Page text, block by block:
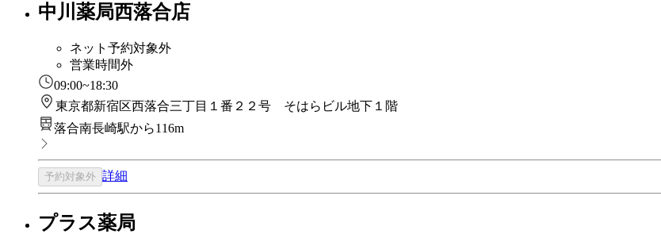
中川薬局西落合店
ネット予約対象外
営業時間外
09:00~18:30
東京都新宿区西落合三丁目１番２２号 そはらビル地下１階
落合南長崎駅から116m
予約対象外 詳細
プラス薬局